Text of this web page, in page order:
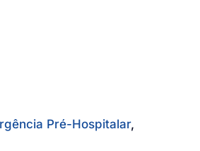
Pré-Hospitalar,